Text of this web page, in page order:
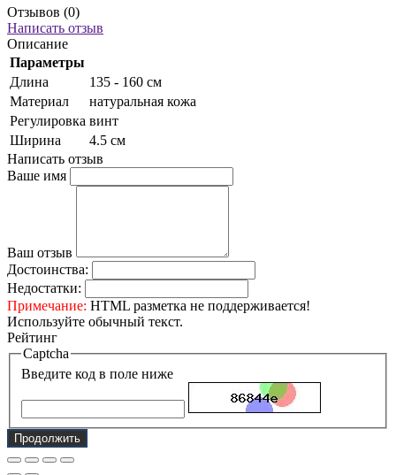
Отзывов (0)
Написать отзыв
Описание
Параметры
Длина
135 - 160 см
Материал
натуральная кожа
Регулировка винт
Ширина
4.5 см
Написать отзыв
Ваше имя
Ваш отзыв
Достоинства:
Недостатки:
Примечание: HTML разметка не поддерживается!
Используйте обычный текст.
Рейтинг
Captcha
Введите код в поле ниже
Продолжить